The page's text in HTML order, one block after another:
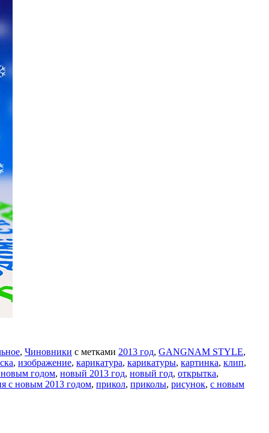
, Чиновники с метками 2013 год, GANGNAM STYLE,
, изображение, карикатура, карикатуры, картинка, клип,
новым годом, новый 2013 год, новый год, открытка,
с новым 2013 годом, прикол, приколы, рисунок, с новым